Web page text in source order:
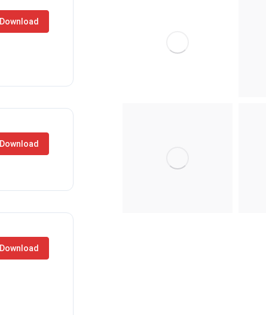
Download
Download
Download